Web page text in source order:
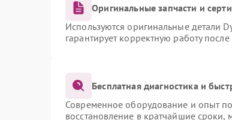
Оригинальные запчасти и
Используются оригинальные детали
гарантирует корректную работу
Бесплатная диагностика и
Современное оборудование и опыт
восстановление в кратчайшие сроки,